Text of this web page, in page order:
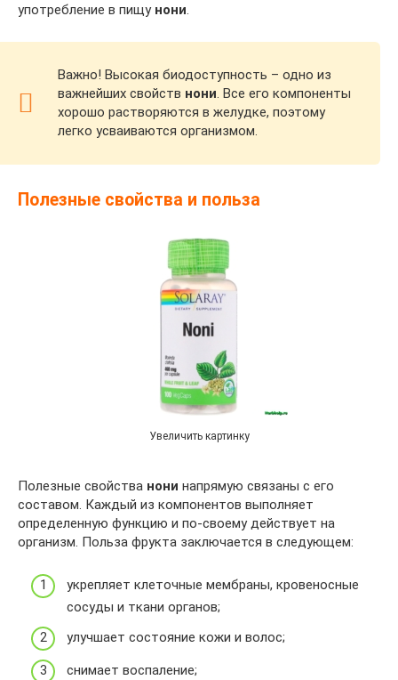
употребление в пищу нони.
Важно! Высокая биодоступность – одно из
важнейших свойств нони. Все его компоненты
хорошо растворяются в желудке, поэтому
легко усваиваются организмом.
Полезные свойства и польза
Увеличить картинку
Полезные свойства нони напрямую связаны с его
составом. Каждый из компонентов выполняет
определенную функцию и по-своему действует на
организм. Польза фрукта заключается в следующем:
укрепляет клеточные мембраны, кровеносные
сосуды и ткани органов;
улучшает состояние кожи и волос;
снимает воспаление;